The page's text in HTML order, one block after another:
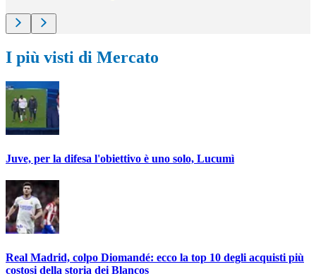
I più visti di Mercato
Juve, per la difesa l'obiettivo è uno solo, Lucumì
Real Madrid, colpo Diomandé: ecco la top 10 degli acquisti più
costosi della storia dei Blancos